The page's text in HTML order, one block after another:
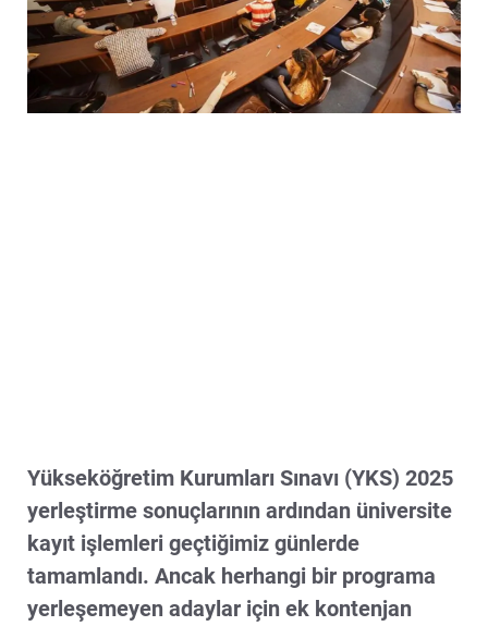
Yükseköğretim Kurumları Sınavı (YKS) 2025
yerleştirme sonuçlarının ardından üniversite
kayıt işlemleri geçtiğimiz günlerde
tamamlandı. Ancak herhangi bir programa
yerleşemeyen adaylar için ek kontenjan